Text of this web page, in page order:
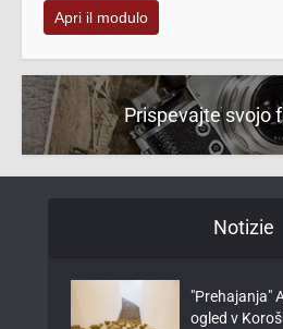
Apri il modulo
Prispevajte svojo
Notizie
"Prehajanja"
ogled v